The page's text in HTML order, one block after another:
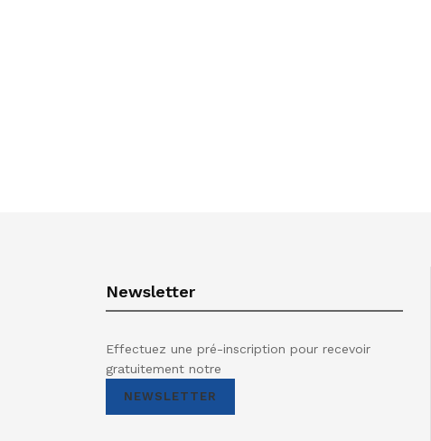
Newsletter
Effectuez une pré-inscription pour recevoir
gratuitement notre
NEWSLETTER